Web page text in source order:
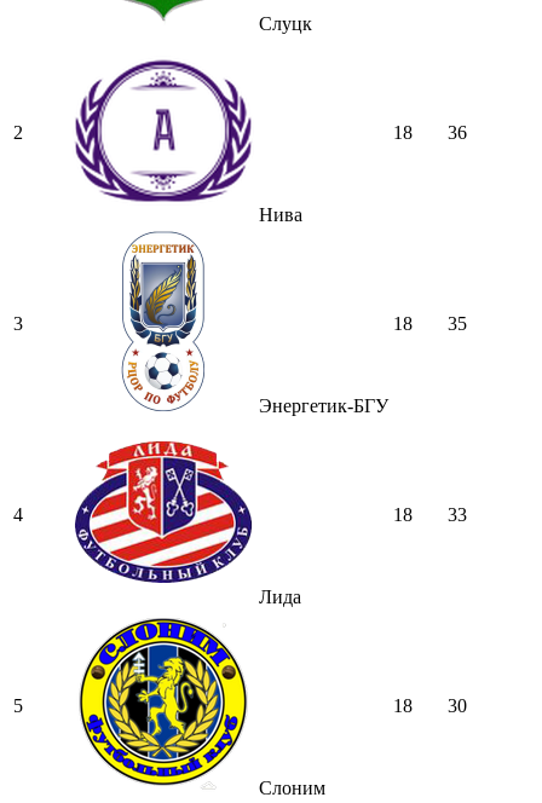
Слуцк
2
Нива
18 36
3
Энергетик-БГУ
18 35
4
Лида
18 33
5
Слоним
18 30